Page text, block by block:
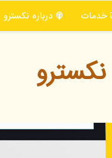
خدمات درباره نكسترو
نكسترو